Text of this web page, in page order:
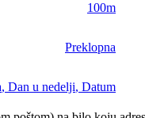
100m
Preklopna
, Dan u nedelji, Datum